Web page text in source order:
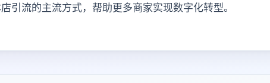
引流的主流方式，帮助更多商家实现数字化转型。